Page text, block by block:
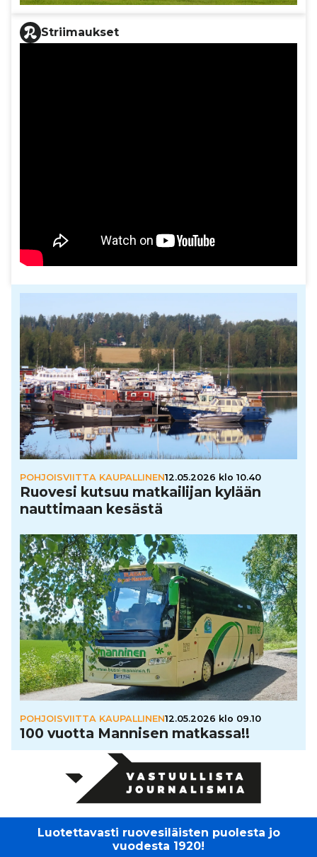
Striimaukset
POHJOISVIITTA KAUPALLINEN12.05.2026 klo 10.40
Ruovesi kutsuu mat­kai­li­jan kylään
naut­ti­maan kesästä
POHJOISVIITTA KAUPALLINEN12.05.2026 klo 09.10
100 vuotta Mannisen matkassa!!
Luotettavasti ruovesiläisten puolesta jo
vuodesta 1920!